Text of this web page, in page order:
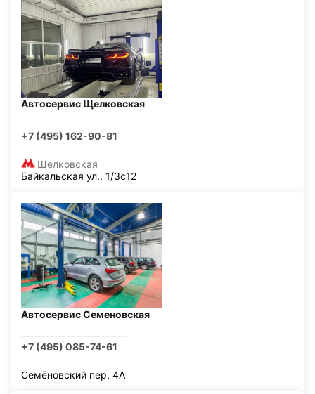
Автосервис Щелковская
+7 (495) 162-90-81
Щелковская
Байкальская ул., 1/3с12
Автосервис Семеновская
+7 (495) 085-74-61
Семёновский пер, 4А